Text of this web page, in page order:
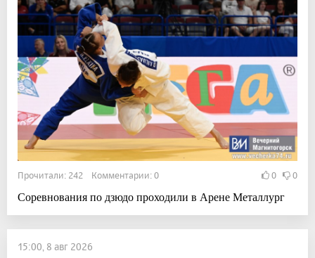
Прочитали: 242 Комментарии: 0 0 0
Соревнования по дзюдо проходили в Арене Металлург
15:00, 8 авг 2026